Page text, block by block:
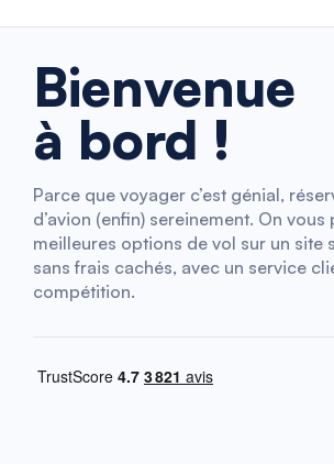
Bienvenue
à bord !
Parce que voyager c’est génial,
d’avion (enfin) sereinement. On
meilleures options de vol sur un site
sans frais cachés, avec un service
compétition.